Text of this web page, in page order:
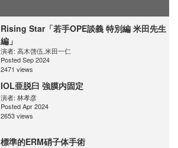
Rising Star「若手OPE談義 特別編 米田先生
編」
演者: 高木啓伍,米田一仁
Posted Sep 2024
2471 views
IOL亜脱臼 強膜内固定
演者: 林孝彦
Posted Apr 2024
2653 views
標準的ERM硝子体手術